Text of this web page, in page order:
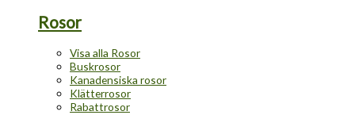
Rosor
Visa alla Rosor
Buskrosor
Kanadensiska rosor
Klätterrosor
Rabattrosor